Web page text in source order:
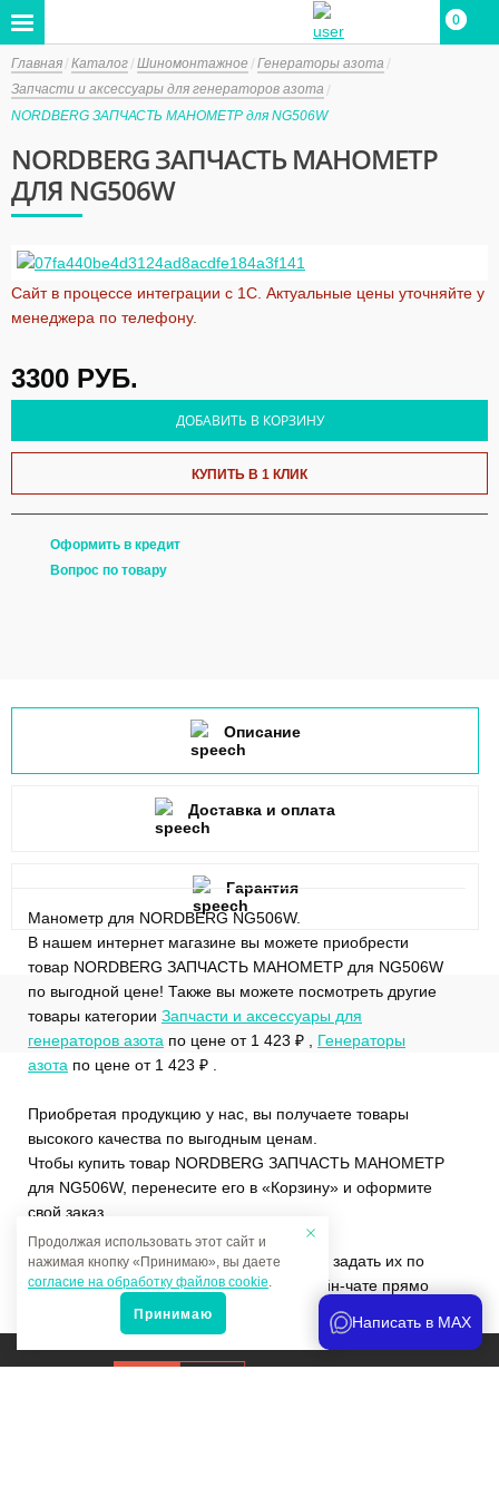
0
0
Главная Каталог Шиномонтажное
Генераторы азота
Запчасти и аксессуары для генераторов азота
NORDBERG ЗАПЧАСТЬ МАНОМЕТР для NG506W
NORDBERG ЗАПЧАСТЬ МАНОМЕТР
ДЛЯ NG506W
Сайт в процессе интеграции с 1С. Актуальные цены уточняйте у
менеджера по телефону.
3300 РУБ.
ДОБАВИТЬ В КОРЗИНУ
КУПИТЬ В 1 КЛИК
Оформить в кредит
Вопрос по товару
Описание
Манометр для NORDBERG NG506W.
В нашем интернет магазине вы можете приобрести
товар NORDBERG ЗАПЧАСТЬ МАНОМЕТР для NG506W
по выгодной цене! Также вы можете посмотреть другие
товары категории Запчасти и аксессуары для
генераторов азота по цене от 1 423 ₽ , Генераторы
азота по цене от 1 423 ₽ .
Приобретая продукцию у нас, вы получаете товары
высокого качества по выгодным ценам.
Чтобы купить товар NORDBERG ЗАПЧАСТЬ МАНОМЕТР
для NG506W, перенесите его в «Корзину» и оформите
свой заказ.
Если у вас остались вопросы, вы можете задать их по
телефону+7 (4822)65-69-46или в онлайн-чате прямо
Доставка и оплата
Гарантия
Продвижение сайта
Продолжая использовать этот сайт и
нажимая кнопку «Принимаю», вы даете
согласие на обработку файлов cookie.
Принимаю Написать в MAX